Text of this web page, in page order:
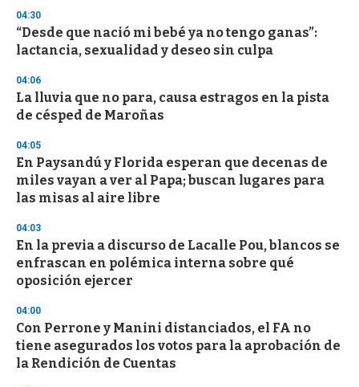
d
s
o
f
3
s
e
c
n
d
04:30
“Desde que nació mi bebé ya no tengo ganas”:
lactancia, sexualidad y deseo sin culpa
04:06
La lluvia que no para, causa estragos en la pista
de césped de Maroñas
04:05
En Paysandú y Florida esperan que decenas de
miles vayan a ver al Papa; buscan lugares para
las misas al aire libre
04:03
En la previa a discurso de Lacalle Pou, blancos se
enfrascan en polémica interna sobre qué
oposición ejercer
04:00
Con Perrone y Manini distanciados, el FA no
tiene asegurados los votos para la aprobación de
la Rendición de Cuentas